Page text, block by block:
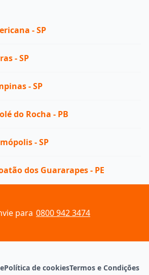
- SP
- SP
- SP
do Rocha - PB
- SP
dos Guararapes - PE
para 0800 942 3474
Política de cookiesTermos e Condições